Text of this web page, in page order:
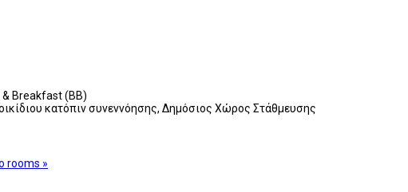
& Breakfast (BB)
κατόπιν συνεννόησης, Δημόσιος Χώρος Στάθμευσης
rooms »